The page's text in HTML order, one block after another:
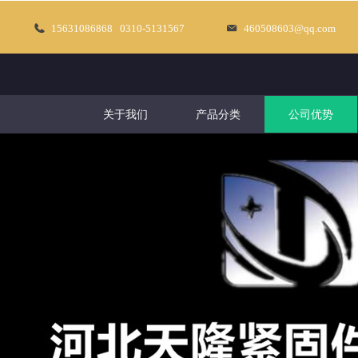
15631086868 0310-5131567 460508603@qq.com
关于我们 产品分类 公司优势